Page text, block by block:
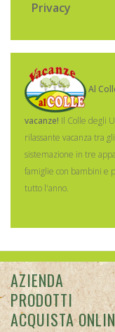
Privacy
Al
vacanze! Il Colle degli
rilassante vacanza tra
sistemazione in tre
famiglie con bambini e
tutto l'anno.
AZIENDA
PRODOTTI
ACQUISTA